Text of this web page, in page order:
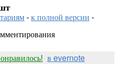
-к полной версии -
в evernote